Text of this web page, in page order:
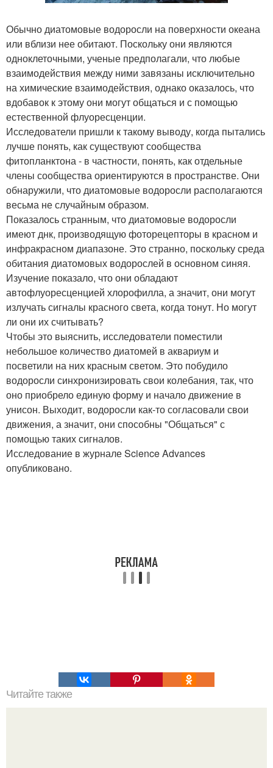
Обычно диатомовые водоросли на поверхности океана
или вблизи нее обитают. Поскольку они являются
одноклеточными, ученые предполагали, что любые
взаимодействия между ними завязаны исключительно
на химические взаимодействия, однако оказалось, что
вдобавок к этому они могут общаться и с помощью
естественной флуоресценции.
Исследователи пришли к такому выводу, когда пытались
лучше понять, как существуют сообщества
фитопланктона - в частности, понять, как отдельные
члены сообщества ориентируются в пространстве. Они
обнаружили, что диатомовые водоросли располагаются
весьма не случайным образом.
Показалось странным, что диатомовые водоросли
имеют днк, производящую фоторецепторы в красном и
инфракрасном диапазоне. Это странно, поскольку среда
обитания диатомовых водорослей в основном синяя.
Изучение показало, что они обладают
автофлуоресценцией хлорофилла, а значит, они могут
излучать сигналы красного света, когда тонут. Но могут
ли они их считывать?
Чтобы это выяснить, исследователи поместили
небольшое количество диатомей в аквариум и
посветили на них красным светом. Это побудило
водоросли синхронизировать свои колебания, так, что
оно приобрело единую форму и начало движение в
унисон. Выходит, водоросли как-то согласовали свои
движения, а значит, они способны "Общаться" с
помощью таких сигналов.
Исследование в журнале Science Advances
опубликовано.
Читайте также